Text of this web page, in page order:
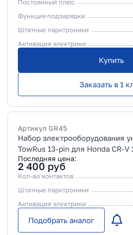
Постоянный плюс
Функция подзарядки
Штатные парктроники
Активация электрики
Купить
Заказать в 1
Артикул GR45
Набор электрооборудования
TowRus 13-pin для Honda CR-V
Последняя цена:
2 400 руб
Кол-во контактов
Штатные парктроники
Активация электрики
Подобрать аналог